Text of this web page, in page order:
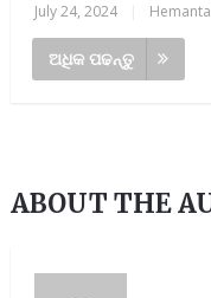
July 24, 2024
ଅଧିକ ପଢନ୍ତୁ
ABOUT THE